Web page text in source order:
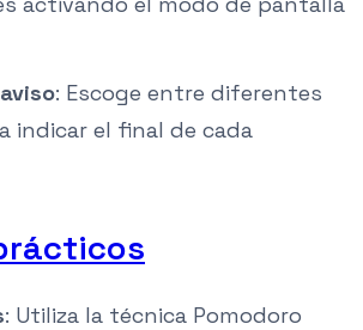
: Escoge entre diferentes
indicar el final de cada
: Utiliza la técnica Pomodoro